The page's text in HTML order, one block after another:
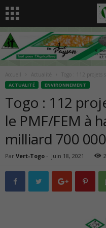
Togo : 112
ACTUALITÉ ENVIRONNEMENT
Togo : 112
le PMF/FEM à
milliard 700
Par Vert-Togo - juin 18, 2021